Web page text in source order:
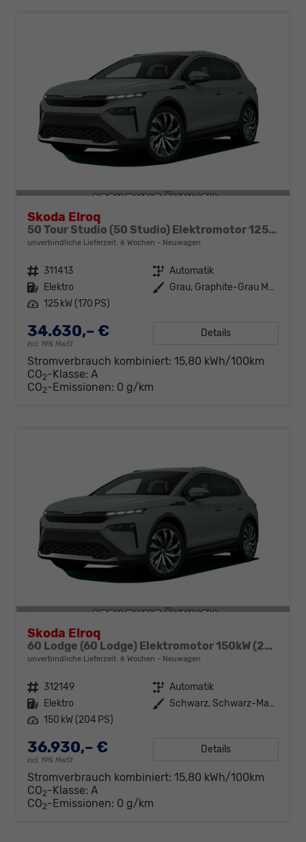
Skoda Elroq
50 Tour Studio (50 Studio) Elektromotor 125kW (170PS) (cont. 70 kW)
unverbindliche Lieferzeit: 6 Wochen Neuwagen
Fahrzeugnr. 311413 Getriebe Automatik
Kraftstoff Elektro Außenfarbe
Grau, Graphite-Grau Metallic (5X)
Leistung 125 kW (170 PS)
34.630,– €
incl. 19% MwSt.
Details
Stromverbrauch kombiniert: 15,80 kWh/100km
CO2-Klasse: A
CO2-Emissionen: 0 g/km
Skoda Elroq
60 Lodge (60 Lodge) Elektromotor 150kW (204 PS) (cont. 70 kW)
unverbindliche Lieferzeit: 6 Wochen Neuwagen
Fahrzeugnr. 312149 Getriebe Automatik
Kraftstoff Elektro Außenfarbe
Schwarz, Schwarz-Magic Perleffekt (1Z)
Leistung 150 kW (204 PS)
36.930,– €
incl. 19% MwSt.
Details
Stromverbrauch kombiniert: 15,80 kWh/100km
CO2-Klasse: A
CO2-Emissionen: 0 g/km